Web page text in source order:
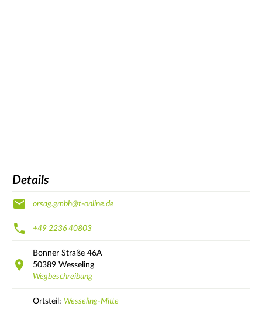
Details
orsag.gmbh@t-online.de
+49 2236 40803
Bonner Straße 46A
50389 Wesseling
Wegbeschreibung
Ortsteil: Wesseling-Mitte